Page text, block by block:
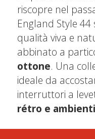
riscopre nel
England Style
qualità viva e
abbinato a
ottone. Una
ideale da
interruttori a
rétro e